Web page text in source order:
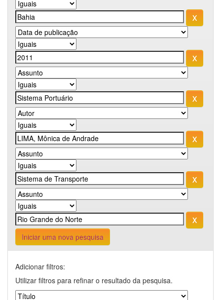
Iniciar uma nova pesquisa
Adicionar filtros:
Utilizar filtros para refinar o resultado da pesquisa.